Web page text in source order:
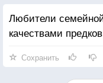
Любители
качествами
Сохранить